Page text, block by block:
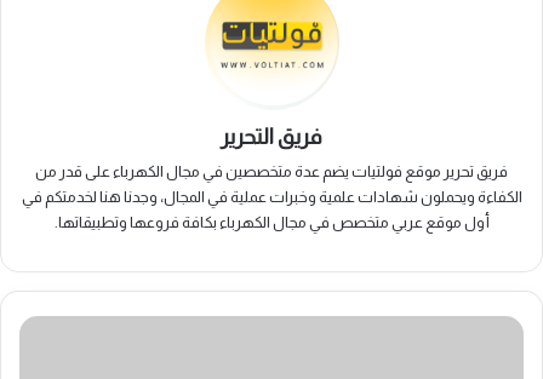
فريق التحرير
فريق تحرير موقع فولتيات يضم عدة متخصصين في مجال الكهرباء على قدر من
الكفاءة ويحملون شهادات علمية وخبرات عملية في المجال، وجدنا هنا لخدمتكم في
أول موقع عربي متخصص في مجال الكهرباء بكافة فروعها وتطبيقاتها.
لماذا